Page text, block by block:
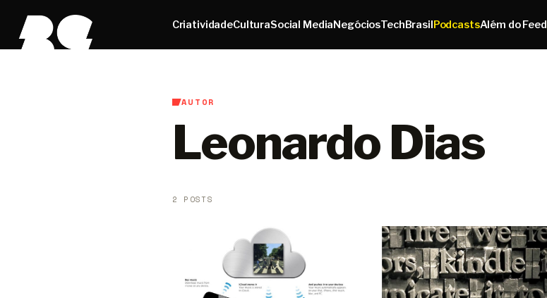
CriatividadeCulturaSocial MediaNegóciosTechBrasilPodcastsAlém do Feed
AUTOR
Leonardo Dias
2 POSTS